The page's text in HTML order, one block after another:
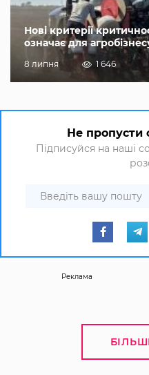
Нові критерії
означає для
8 липня 1 646
Не пропусти
Підписуйся на наші
Реклама